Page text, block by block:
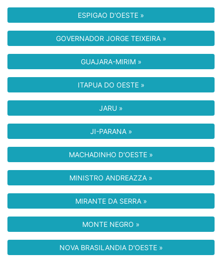
ESPIGAO D'OESTE »
GOVERNADOR JORGE TEIXEIRA »
GUAJARA-MIRIM »
ITAPUA DO OESTE »
JARU »
JI-PARANA »
MACHADINHO D'OESTE »
MINISTRO ANDREAZZA »
MIRANTE DA SERRA »
MONTE NEGRO »
NOVA BRASILANDIA D'OESTE »